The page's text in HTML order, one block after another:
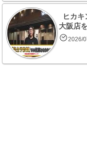
ヒカキ
大阪店
2026/